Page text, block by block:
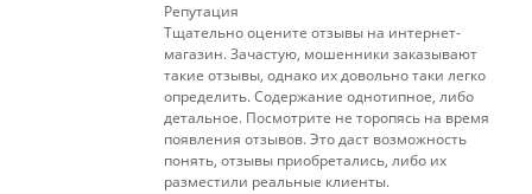
Репутация
Тщательно оцените отзывы на интернет-
магазин. Зачастую, мошенники заказывают
такие отзывы, однако их довольно таки легко
определить. Содержание однотипное, либо
детальное. Посмотрите не торопясь на время
появления отзывов. Это даст возможность
понять, отзывы приобретались, либо их
разместили реальные клиенты.